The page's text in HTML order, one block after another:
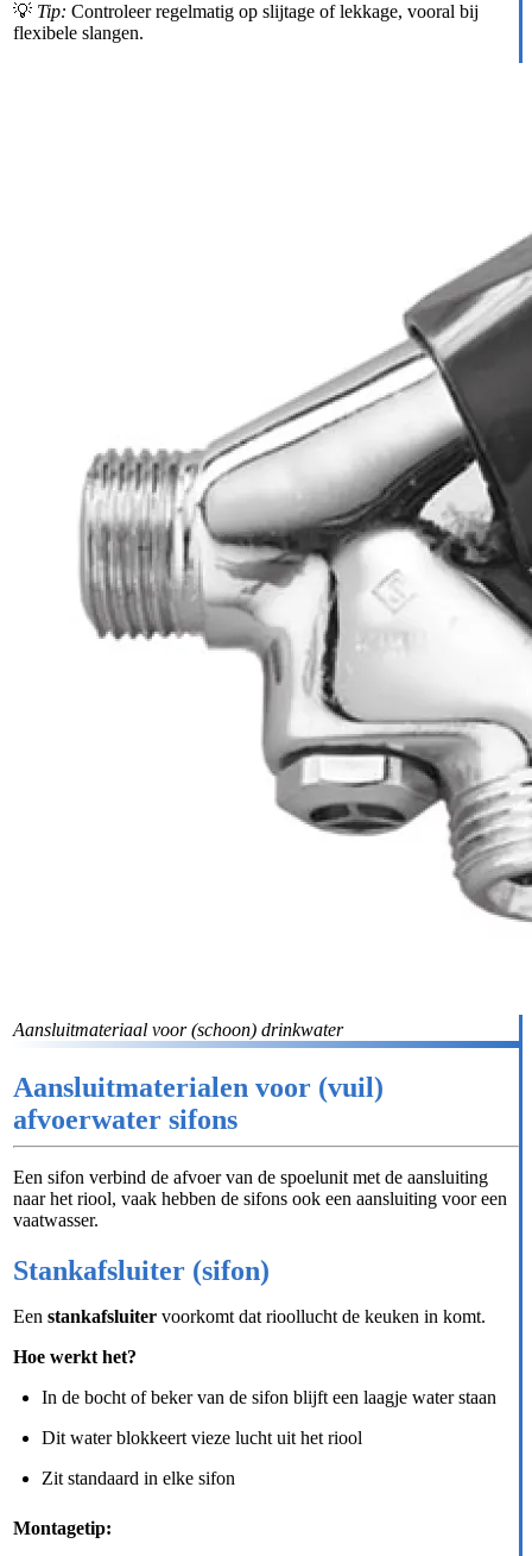
💡 Tip: Controleer regelmatig op slijtage of lekkage, vooral bij
flexibele slangen.
Aansluitmateriaal voor (schoon) drinkwater
Aansluitmaterialen voor (vuil)
afvoerwater sifons
Een sifon verbind de afvoer van de spoelunit met de aansluiting
naar het riool, vaak hebben de sifons ook een aansluiting voor een
vaatwasser.
Stankafsluiter (sifon)
Een stankafsluiter voorkomt dat rioollucht de keuken in komt.
Hoe werkt het?
In de bocht of beker van de sifon blijft een laagje water staan
Dit water blokkeert vieze lucht uit het riool
Zit standaard in elke sifon
Montagetip: